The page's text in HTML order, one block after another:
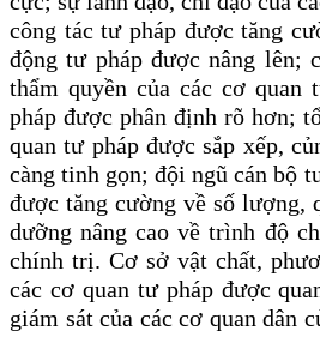
công tác tư pháp được tăng
động tư pháp được nâng lên;
thẩm quyền của các cơ quan
pháp được phân định rõ hơn;
quan tư pháp được sắp xếp,
càng tinh gọn; đội ngũ cán bộ
được tăng cường về số lượng,
dưỡng nâng cao về trình độ
chính trị. Cơ sở vật chất,
các cơ quan tư pháp được
giám sát của các cơ quan dân